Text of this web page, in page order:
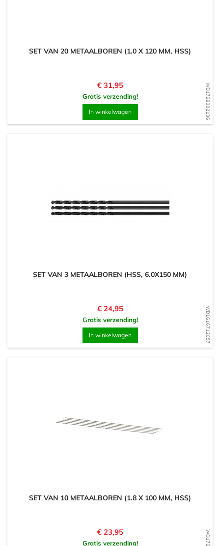
WD1728302136
SET VAN 20 METAALBOREN (1.0 X 120 MM, HSS)
Prijs
€ 31,95
Gratis verzending!
In winkelwagen
WD1616712057
SET VAN 3 METAALBOREN (HSS, 6.0X150 MM)
Prijs
€ 24,95
Gratis verzending!
In winkelwagen
SET VAN 10 METAALBOREN (1.8 X 100 MM, HSS)
Prijs
€ 23,95
Gratis verzending!